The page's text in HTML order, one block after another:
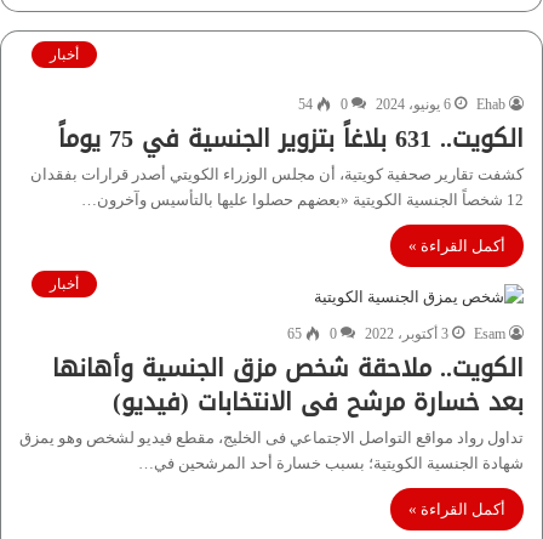
أخبار
Ehab 6 يونيو، 2024 0
54
الكويت.. 631 بلاغاً بتزوير الجنسية في 75 يوماً
كشفت تقارير صحفية كويتية، أن مجلس الوزراء الكويتي أصدر قرارات بفقدان
12 شخصاً الجنسية الكويتية «بعضهم حصلوا عليها بالتأسيس وآخرون…
أكمل القراءة »
أخبار
Esam 3 أكتوبر، 2022 0
65
الكويت.. ملاحقة شخص مزق الجنسية وأهانها
بعد خسارة مرشح فى الانتخابات (فيديو)
تداول رواد مواقع التواصل الاجتماعي فى الخليج، مقطع فيديو لشخص وهو يمزق
شهادة الجنسية الكويتية؛ بسبب خسارة أحد المرشحين في…
أكمل القراءة »